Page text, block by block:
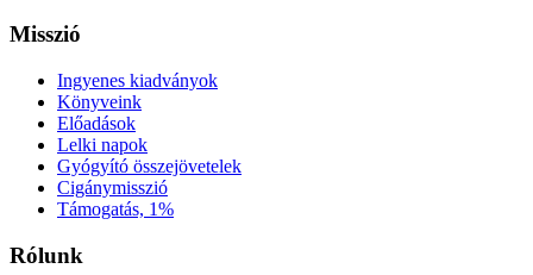
Misszió
Ingyenes kiadványok
Könyveink
Előadások
Lelki napok
Gyógyító összejövetelek
Cigánymisszió
Támogatás, 1%
Rólunk